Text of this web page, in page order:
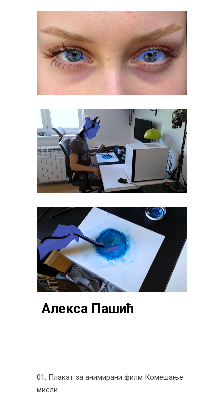
Алекса Пашић
01. Плакат за анимирани филм Комешање
мисли